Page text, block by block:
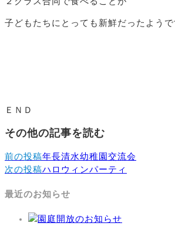
子どもたちにとっても新鮮だったよう
ＥＮＤ
その他の記事を読む
前の投稿年長清水幼稚園交流会
次の投稿ハロウィンパーティ
最近のお知らせ